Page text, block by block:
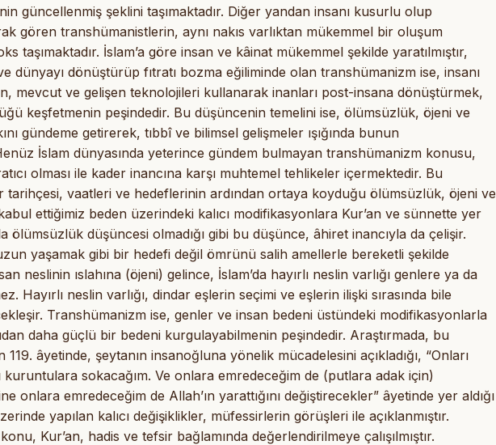
güncellenmiş şeklini taşımaktadır. Diğer yandan insanı kusurlu olup
gören transhümanistlerin, aynı nakıs varlıktan mükemmel bir oluşum
taşımaktadır. İslam’a göre insan ve kâinat mükemmel şekilde yaratılmıştır,
dünyayı dönüştürüp fıtratı bozma eğiliminde olan transhümanizm ise, insanı
mevcut ve gelişen teknolojileri kullanarak inanları post-insana dönüştürmek,
keşfetmenin peşindedir. Bu düşüncenin temelini ise, ölümsüzlük, öjeni ve
gündeme getirerek, tıbbî ve bilimsel gelişmeler ışığında bunun
İslam dünyasında yeterince gündem bulmayan transhümanizm konusu,
olması ile kader inancına karşı muhtemel tehlikeler içermektedir. Bu
tarihçesi, vaatleri ve hedeflerinin ardından ortaya koyduğu ölümsüzlük, öjeni ve
ettiğimiz beden üzerindeki kalıcı modifikasyonlara Kur’an ve sünnette yer
ölümsüzlük düşüncesi olmadığı gibi bu düşünce, âhiret inancıyla da çelişir.
yaşamak gibi bir hedefi değil ömrünü salih amellerle bereketli şekilde
neslinin ıslahına (öjeni) gelince, İslam’da hayırlı neslin varlığı genlere ya da
Hayırlı neslin varlığı, dindar eşlerin seçimi ve eşlerin ilişki sırasında bile
Transhümanizm ise, genler ve insan bedeni üstündeki modifikasyonlarla
daha güçlü bir bedeni kurgulayabilmenin peşindedir. Araştırmada, bu
âyetinde, şeytanın insanoğluna yönelik mücadelesini açıkladığı, “Onları
kuruntulara sokacağım. Ve onlara emredeceğim de (putlara adak için)
onlara emredeceğim de Allah’ın yarattığını değiştirecekler” âyetinde yer aldığı
yapılan kalıcı değişiklikler, müfessirlerin görüşleri ile açıklanmıştır.
Kur’an, hadis ve tefsir bağlamında değerlendirilmeye çalışılmıştır.